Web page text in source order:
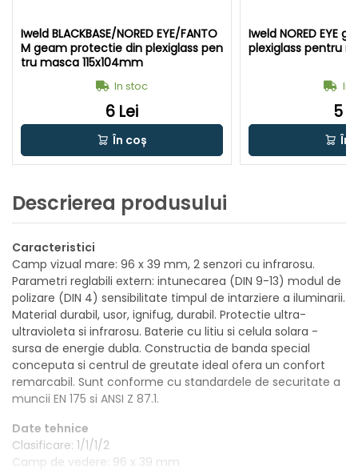
Iweld BLACKBASE/NORED EYE/FANTO
M geam protectie din plexiglass pen
tru masca 115x104mm
In stoc
6 Lei
În coș
Iweld NORED EYE
plexiglass pentru
In
5
În
Descrierea produsului
Caracteristici
Camp vizual mare: 96 x 39 mm, 2 senzori cu infrarosu.
Parametri reglabili extern: intunecarea (DIN 9-13) modul de
polizare (DIN 4) sensibilitate timpul de intarziere a iluminarii.
Material durabil, usor, ignifug, durabil. Protectie ultra-
ultravioleta si infrarosu. Baterie cu litiu si celula solara -
sursa de energie dubla. Constructia de banda special
conceputa si centrul de greutate ideal ofera un confort
remarcabil. Sunt conforme cu standardele de securitate a
muncii EN 175 si ANSI Z 87.1.
Date tehnice
Clasificare: 1/1/1/2
Camp de vedere: 96 x 39 mm